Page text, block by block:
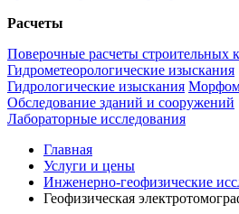
Расчеты
Поверочные расчеты строительных
Гидрометеорологические изыскания
Гидрологические изыскания
Обследование зданий и сооружений
Лабораторные исследования
Главная
Услуги и цены
Инженерно-геофизические
Геофизическая